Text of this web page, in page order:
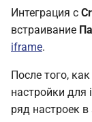
Настройка
пояса
Настройка
Настройка
Интеграция с
встраивание
iframe.
После того,
настройки для
ряд настроек в